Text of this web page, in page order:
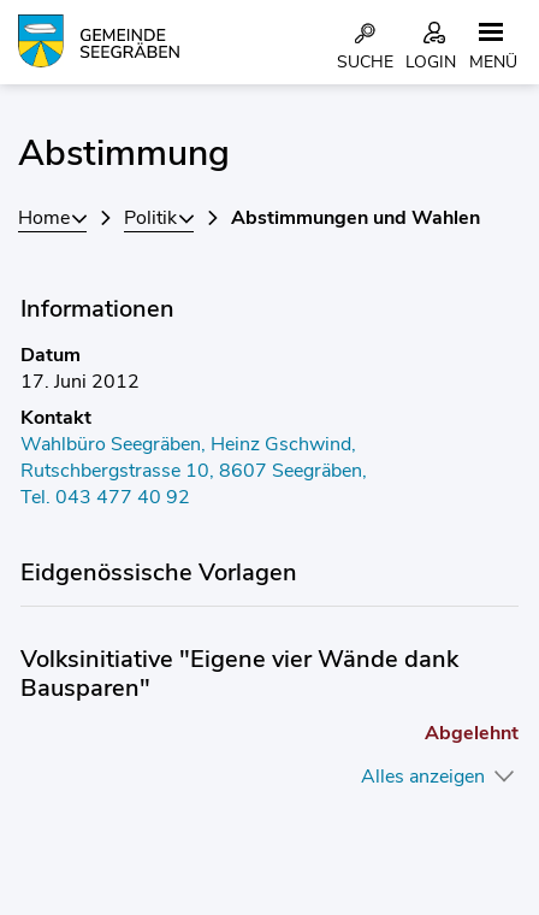
Kopfzeile
LOGIN
SUCHE MENÜ
Abstimmung
Home Politik Abstimmungen und Wahlen
Informationen
Datum
17. Juni 2012
Kontakt
Wahlbüro Seegräben, Heinz Gschwind,
Rutschbergstrasse 10, 8607 Seegräben,
Tel. 043 477 40 92
Eidgenössische Vorlagen
Volksinitiative "Eigene vier Wände dank
Bausparen"
Abgelehnt
Alles anzeigen